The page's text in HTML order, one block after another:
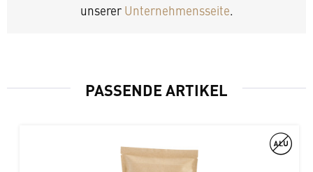
unserer Unternehmensseite.
PASSENDE ARTIKEL